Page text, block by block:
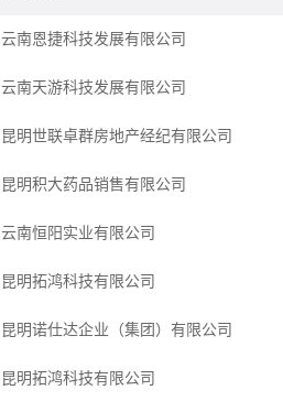
云南恩捷科技发展有限公司
云南天游科技发展有限公司
昆明世联卓群房地产经纪有限公司
昆明积大药品销售有限公司
云南恒阳实业有限公司
昆明拓鸿科技有限公司
昆明诺仕达企业（集团）有限公司
昆明拓鸿科技有限公司